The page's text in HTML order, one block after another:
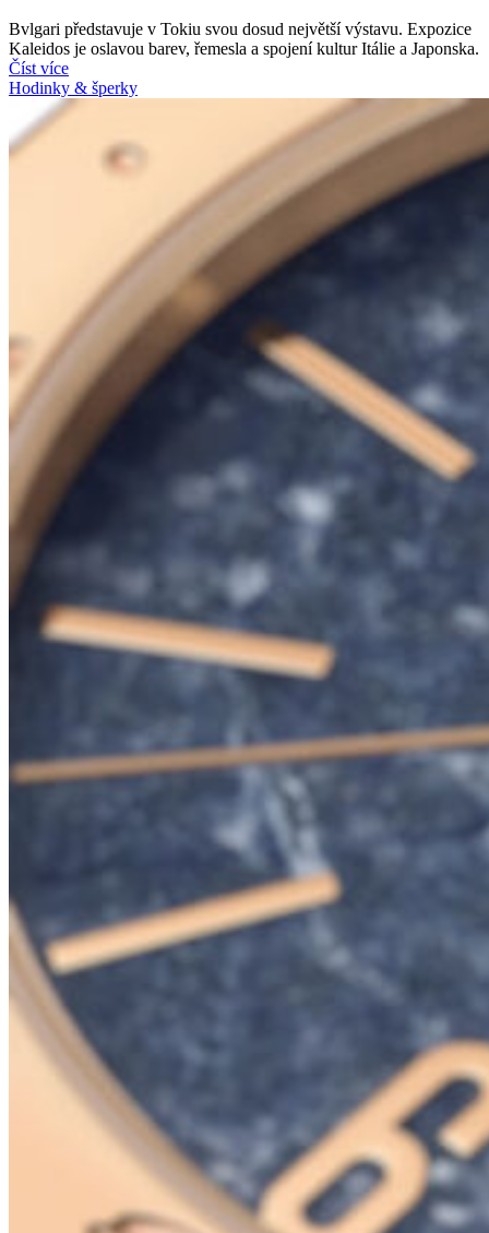
Bvlgari představuje v Tokiu svou dosud největší výstavu. Expozice
Kaleidos je oslavou barev, řemesla a spojení kultur Itálie a Japonska.
Číst více
Hodinky & šperky